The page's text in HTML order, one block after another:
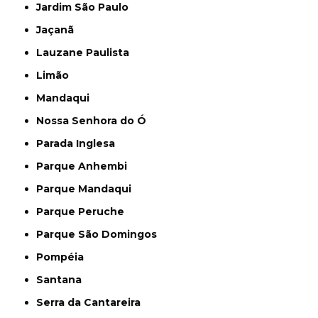
Jardim São Paulo
Jaçanã
Lauzane Paulista
Limão
Mandaqui
Nossa Senhora do Ó
Parada Inglesa
Parque Anhembi
Parque Mandaqui
Parque Peruche
Parque São Domingos
Pompéia
Santana
Serra da Cantareira